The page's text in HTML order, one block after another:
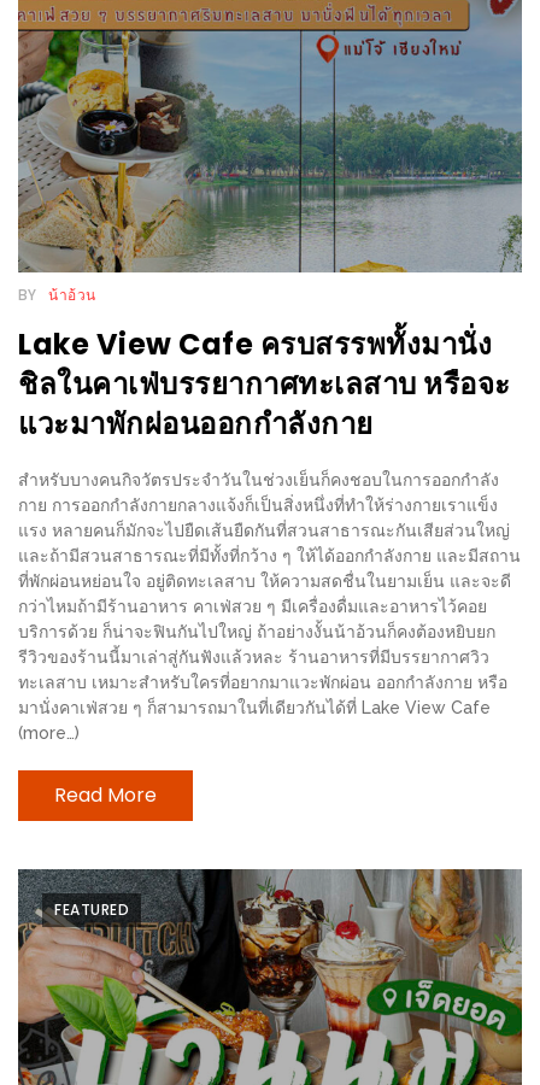
อาหาร
ญี่ปุ่น
ระดับ
พรีเมียม
พร้อม
สุ
กี้
ดำ
คู
โร
ะ
สุด
เด็ด
ที่
AIKO
(THE
UP,
RAMA
ใจ
ภาพ
ใส
ปิ๊
งด้วย
HUAWEI
BY น้าอ้วน
Lake View Cafe ครบสรรพทั้งมานั่ง
ชิลในคาเฟ่บรรยากาศทะเลสาบ หรือจะ
แวะมาพักผ่อนออกกำลังกาย
สำหรับบางคนกิจวัตรประจำวันในช่วงเย็นก็คงชอบในการออกกำลัง
กาย การออกกำลังกายกลางแจ้งก็เป็นสิ่งหนึ่งที่ทำให้ร่างกายเราแข็ง
แรง หลายคนก็มักจะไปยืดเส้นยืดกันที่สวนสาธารณะกันเสียส่วนใหญ่
และถ้ามีสวนสาธารณะที่มีทั้งที่กว้าง ๆ ให้ได้ออกกำลังกาย และมีสถาน
ที่พักผ่อนหย่อนใจ อยู่ติดทะเลสาบ ให้ความสดชื่นในยามเย็น และจะดี
กว่าไหมถ้ามีร้านอาหาร คาเฟ่สวย ๆ มีเครื่องดื่มและอาหารไว้คอย
บริการด้วย ก็น่าจะฟินกันไปใหญ่ ถ้าอย่างงั้นน้าอ้วนก็คงต้องหยิบยก
รีวิวของร้านนี้มาเล่าสู่กันฟังแล้วหละ ร้านอาหารที่มีบรรยากาศวิว
ทะเลสาบ เหมาะสำหรับใครที่อยากมาแวะพักผ่อน ออกกำลังกาย หรือ
มานั่งคาเฟ่สวย ๆ ก็สามารถมาในที่เดียวกันได้ที่ Lake View Cafe
(more…)
Read More
FEATURED